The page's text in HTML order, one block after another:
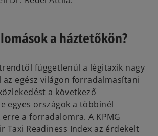
a háztetőkön?
függetlenül a légitaxik nagy
az egész világon forradalmasítani
a következő
egyes országok a többinél
a forradalomra. A KPMG
Taxi Readiness Index az érdekelt